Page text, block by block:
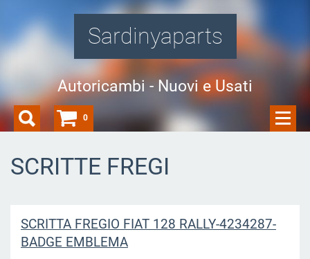
Sardinyaparts
Autoricambi - Nuovi e Usati
SCRITTE FREGI
SCRITTA FREGIO FIAT 128 RALLY-4234287-
BADGE EMBLEMA
0